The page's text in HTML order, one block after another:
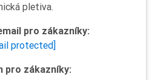
pletiva.
pro zákazníky:
protected]
pro zákazníky: